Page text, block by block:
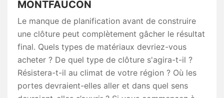
MONTFAUCON
Le manque de planification avant de construire
une clôture peut complètement gâcher le résultat
final. Quels types de matériaux devriez-vous
acheter ? De quel type de clôture s'agira-t-il ?
Résistera-t-il au climat de votre région ? Où les
portes devraient-elles aller et dans quel sens